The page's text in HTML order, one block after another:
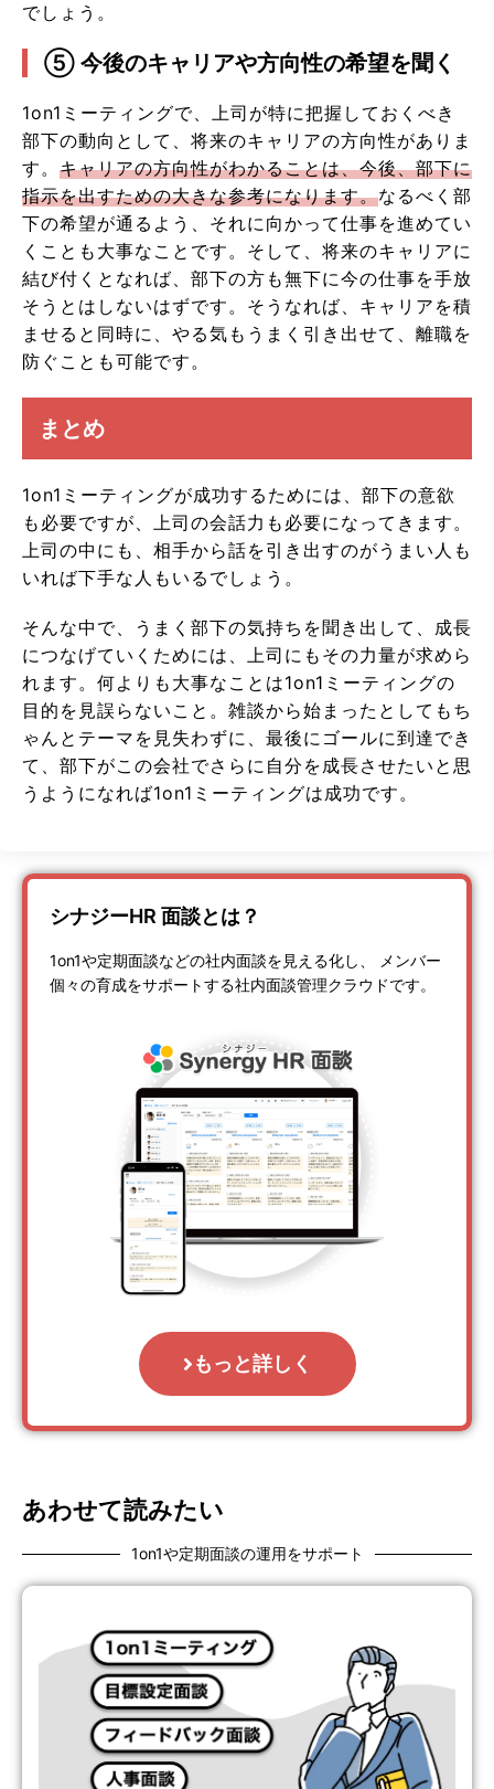
でしょう。
⑤ 今後のキャリアや方向性の希望を聞く
1on1ミーティングで、上司が特に把握しておくべき
部下の動向として、将来のキャリアの方向性がありま
す。 キャリアの方向性がわかることは、今後、部下に
指示を出すための大きな参考になります。なるべく部
下の希望が通るよう、それに向かって仕事を進めてい
くことも大事なことです。そして、将来のキャリアに
結び付くとなれば、部下の方も無下に今の仕事を手放
そうとはしないはずです。そうなれば、キャリアを積
ませると同時に、やる気もうまく引き出せて、離職を
防ぐことも可能です。
まとめ
1on1ミーティングが成功するためには、部下の意欲
も必要ですが、上司の会話力も必要になってきます。
上司の中にも、相手から話を引き出すのがうまい人も
いれば下手な人もいるでしょう。
そんな中で、うまく部下の気持ちを聞き出して、成長
につなげていくためには、上司にもその力量が求めら
れます。何よりも大事なことは1on1ミーティングの
目的を見誤らないこと。雑談から始まったとしてもち
ゃんとテーマを見失わずに、最後にゴールに到達でき
て、部下がこの会社でさらに自分を成長させたいと思
うようになれば1on1ミーティングは成功です。
シナジーHR 面談とは？
1on1や定期面談などの社内面談を見える化し、 メンバー
個々の育成をサポートする社内面談管理クラウドです。
もっと詳しく
あわせて読みたい
1on1や定期面談の運用をサポート